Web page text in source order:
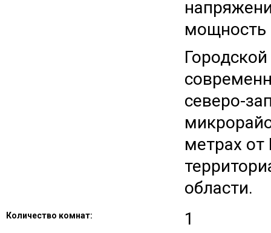
мощность
северо-
метрах
области.
Количество комнат: 1